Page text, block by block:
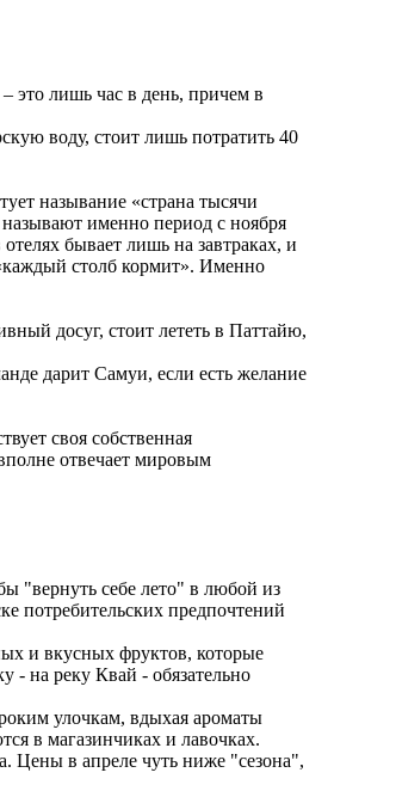
это лишь час в день, причем в
воду, стоит лишь потратить 40
называние «страна тысячи
именно период с ноября
бывает лишь на завтраках, и
столб кормит». Именно
досуг, стоит лететь в Паттайю,
дарит Самуи, если есть желание
своя собственная
отвечает мировым
"вернуть себе лето" в любой из
потребительских предпочтений
и вкусных фруктов, которые
- на реку Квай - обязательно
улочкам, вдыхая ароматы
в магазинчиках и лавочках.
Цены в апреле чуть ниже "сезона",